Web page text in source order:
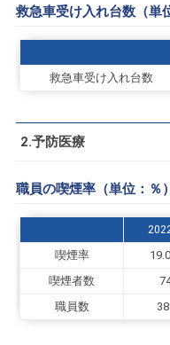
救急車受け入れ台数（単
救急車受け入れ台数
2.予防医療
職員の喫煙率（単位：％）
喫煙率
喫煙者数
職員数